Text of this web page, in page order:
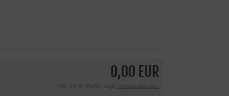
0,00 EUR
inkl. 19 % MwSt. zzgl. Versandkosten